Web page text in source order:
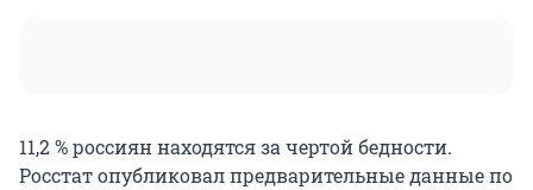
11,2 % россиян находятся за чертой бедности.
Росстат опубликовал предварительные данные по